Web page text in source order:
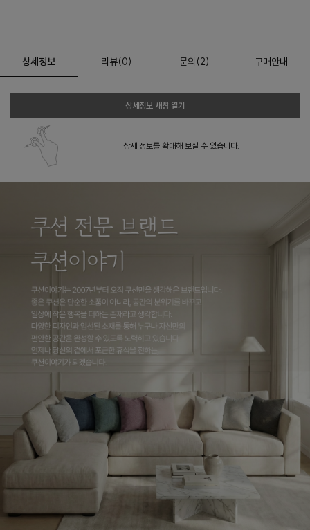
상세정보 리뷰(0) 문의 (2) 구매안내
상세정보 새창 열기
상세 정보를 확대해 보실 수 있습니다.